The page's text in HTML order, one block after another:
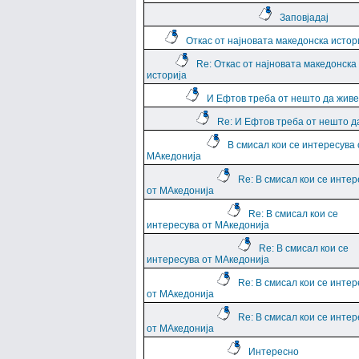
Заповјадај
Откас от најновата македонска
Re: Откас от најновата македонска
историја
И Ефтов треба от нешто да
Re: И Ефтов треба от нешто
В смисал кои се интересува
МАкедонија
Re: В смисал кои се
от МАкедонија
Re: В смисал кои се
интересува от МАкедонија
Re: В смисал кои се
интересува от МАкедонија
Re: В смисал кои се
от МАкедонија
Re: В смисал кои се
от МАкедонија
Интересно